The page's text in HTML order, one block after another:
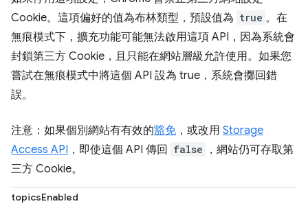
Cookie。這項偏好的值為布林類型，預設值為 true 。在
無痕模式下，擴充功能可能無法啟用這項 API，因為系統會
封鎖第三方 Cookie，且只能在網站層級允許使用。如果您
嘗試在無痕模式中將這個 API 設為 true，系統會擲回錯
誤。
注意：如果個別網站有有效的豁免 ，或改用 Storage
Access API ，即使這個 API 傳回 false
，網站仍可存取第
三方 Cookie。
topicsEnabled